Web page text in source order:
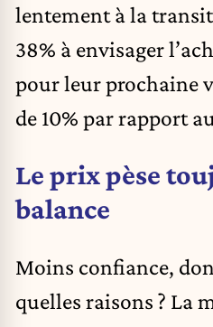
lentement à la
38% à envisager
pour leur prochaine
de 10% par rapport
Le prix pèse
balance
Moins confiance,
quelles raisons ? La